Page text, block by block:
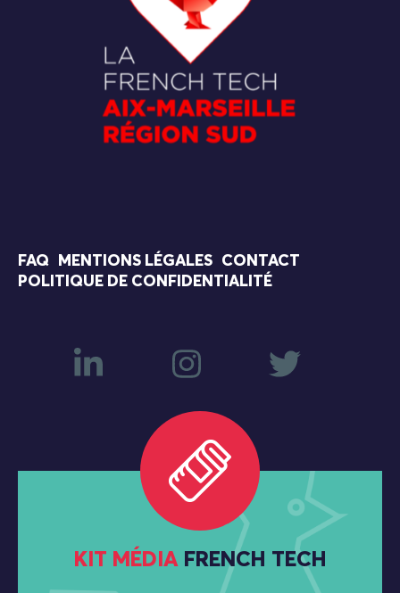
FAQ MENTIONS LÉGALES
CONTACT
POLITIQUE DE CONFIDENTIALITÉ
KIT MÉDIA FRENCH TECH